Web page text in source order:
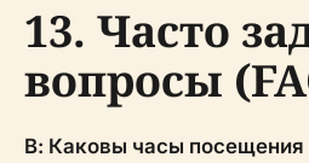
13. Часто
вопросы
В: Каковы часы посещения